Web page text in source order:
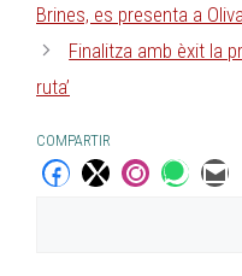
Brines, es presenta a
Finalitza amb èxit la
ruta’
COMPARTIR